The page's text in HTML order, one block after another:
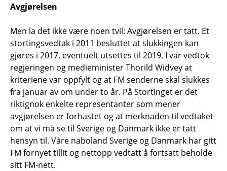
Avgjørelsen
Men la det ikke være noen tvil: Avgjørelsen er tatt. Et
stortingsvedtak i 2011 besluttet at slukkingen kan
gjøres i 2017, eventuelt utsettes til 2019. I vår vedtok
regjeringen og medieminister Thorild Widvey at
kriteriene var oppfylt og at FM senderne skal slukkes
fra januar av om under to år. På Stortinget er det
riktignok enkelte representanter som mener
avgjørelsen er forhastet og at merknaden til vedtaket
om at vi må se til Sverige og Danmark ikke er tatt
hensyn til. Våre naboland Sverige og Danmark har gitt
FM fornyet tillit og nettopp vedtatt å fortsatt beholde
sitt FM-nett.